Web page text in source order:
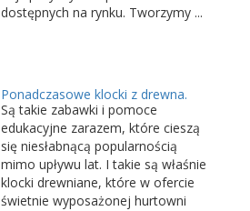
dostępnych na rynku. Tworzymy ...
Ponadczasowe klocki z drewna.
Są takie zabawki i pomoce
edukacyjne zarazem, które cieszą
się niesłabnącą popularnością
mimo upływu lat. I takie są właśnie
klocki drewniane, które w ofercie
świetnie wyposażonej hurtowni